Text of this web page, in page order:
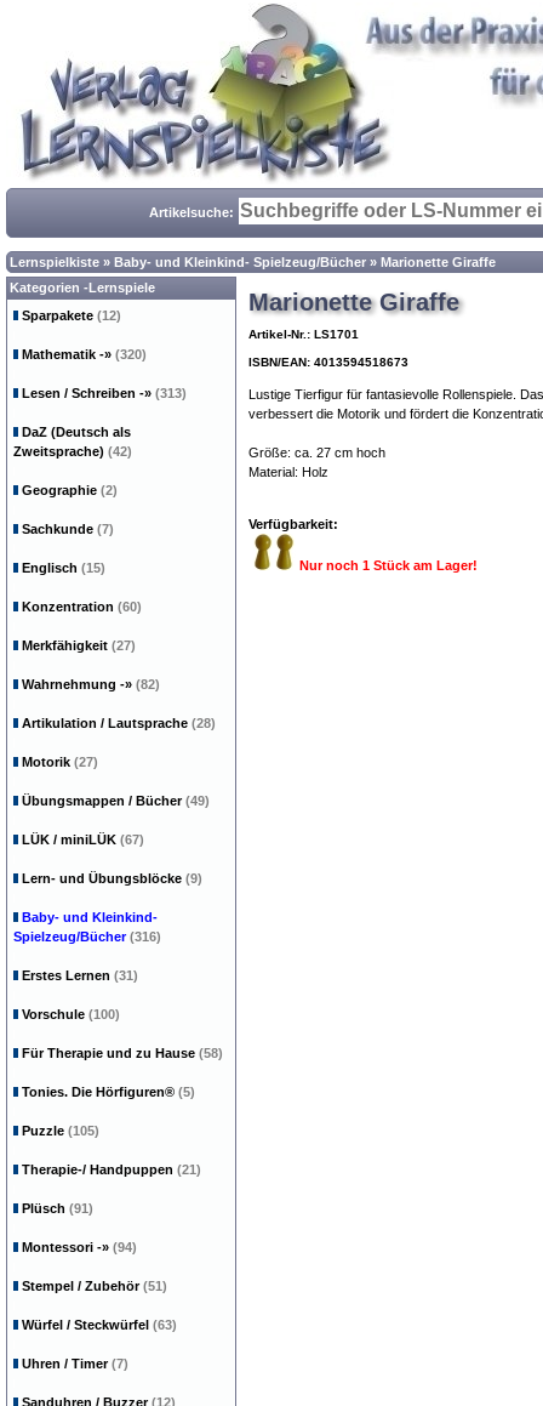
Artikelsuche:
Lernspielkiste » Baby- und Kleinkind- Spielzeug/Bücher » Marionette Giraffe
Marionette Giraffe
Artikel-Nr.: LS1701
ISBN/EAN: 4013594518673
Lustige Tierfigur für fantasievolle Rollenspiele.
verbessert die Motorik und fördert die
Größe: ca. 27 cm hoch
Material: Holz
Verfügbarkeit:
Nur noch 1 Stück am Lager!
Kategorien -Lernspiele
Sparpakete (12)
Mathematik -» (320)
Lesen / Schreiben -» (313)
DaZ (Deutsch als
Zweitsprache) (42)
Geographie (2)
Sachkunde (7)
Englisch (15)
Konzentration (60)
Merkfähigkeit (27)
Wahrnehmung -» (82)
Artikulation / Lautsprache (28)
Motorik (27)
Übungsmappen / Bücher(49)
LÜK / miniLÜK (67)
Lern- und Übungsblöcke (9)
Baby- und Kleinkind-
Spielzeug/Bücher (316)
Erstes Lernen (31)
Vorschule (100)
Für Therapie und zu Hause (58)
Tonies. Die Hörfiguren® (5)
Puzzle (105)
Therapie-/ Handpuppen (21)
Plüsch (91)
Montessori -» (94)
Stempel / Zubehör(51)
Würfel / Steckwürfel (63)
Uhren / Timer(7)
Sanduhren / Buzzer(12)